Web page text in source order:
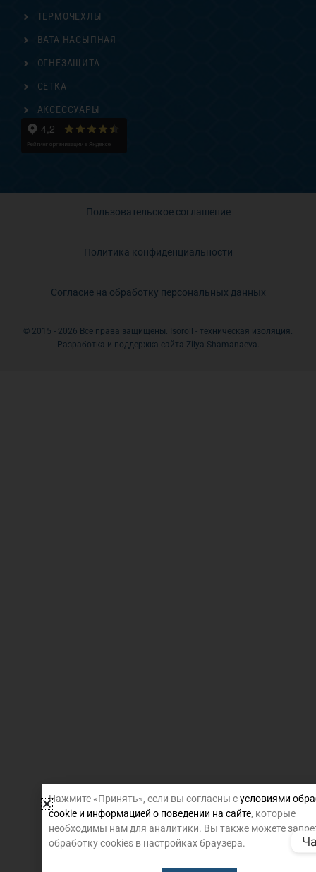
ТЕРМОЧЕХЛЫ
ВАТА НАСЫПНАЯ
ОГНЕЗАЩИТА
СЕТКА
АКСЕССУАРЫ
Пользовательское соглашение
Политика конфиденциальности
Согласие на обработку персональных данных
© 2015 - 2026 Все права защищены. Isoroll - техническая изоляция.
Разработка и поддержка сайта Zilya Shamanaeva.
Нажмите «Принять», если вы согласны сусловиями
cookie и информацией о поведении на сайте, которые
необходимы нам для аналитики. Вы также можете
обработку cookies в настройках браузера.